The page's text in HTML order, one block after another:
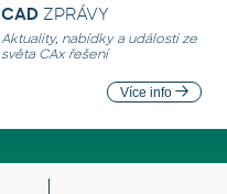
CAD ZPRÁVY
Aktuality, nabídky a události ze
světa CAx řešení
Více info